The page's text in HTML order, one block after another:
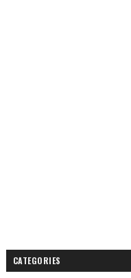
CATEGORIES